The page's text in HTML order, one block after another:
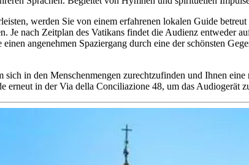
werden Sie von einem erfahrenen lokalen Guide
Je nach Zeitplan des Vatikans findet die Audienz entweder
angenehmen Spaziergang durch eine der schönsten
in den Menschenmengen zurechtzufinden und Ihnen
erneut in der Via della Conciliazione 48, um das Audiogerät